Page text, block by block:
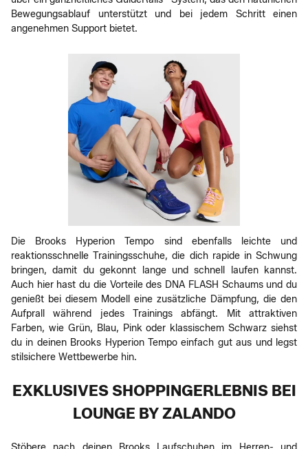
Bewegungsablauf unterstützt und bei jedem Schritt einen
angenehmen Support bietet.
Die Brooks Hyperion Tempo sind ebenfalls leichte und
reaktionsschnelle Trainingsschuhe, die dich rapide in Schwung
bringen, damit du gekonnt lange und schnell laufen kannst.
Auch hier hast du die Vorteile des DNA FLASH Schaums und du
genießt bei diesem Modell eine zusätzliche Dämpfung, die den
Aufprall während jedes Trainings abfängt. Mit attraktiven
Farben, wie Grün, Blau, Pink oder klassischem Schwarz siehst
du in deinen Brooks Hyperion Tempo einfach gut aus und legst
stilsichere Wettbewerbe hin.
EXKLUSIVES SHOPPINGERLEBNIS BEI
LOUNGE BY ZALANDO